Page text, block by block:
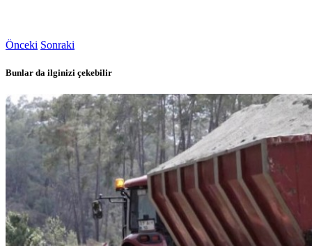
Önceki Sonraki
Bunlar da ilginizi çekebilir